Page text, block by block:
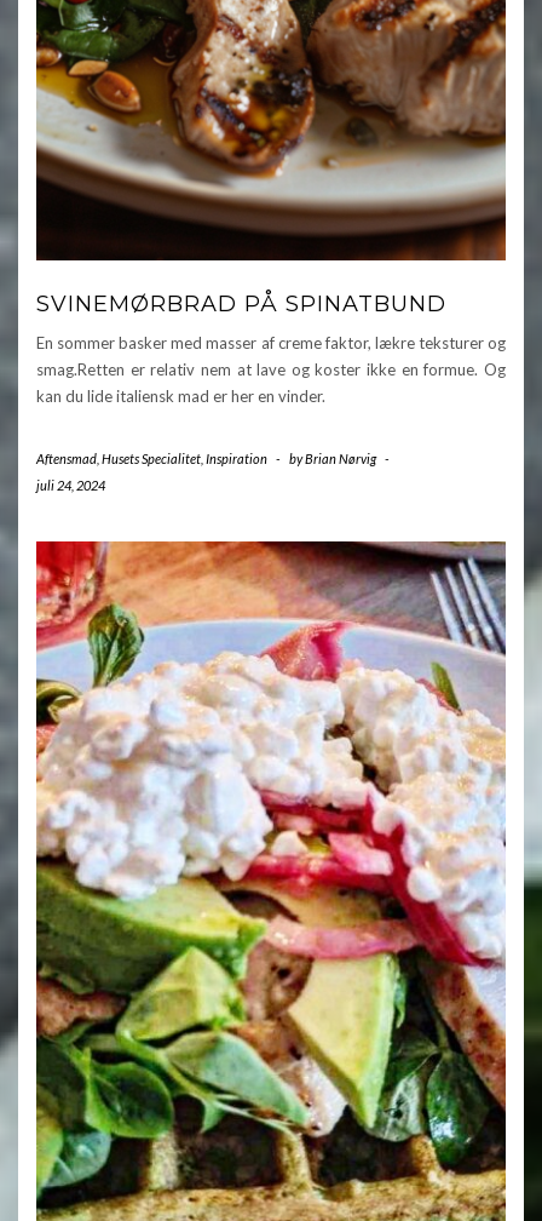
SVINEMØRBRAD PÅ SPINATBUND
En sommer basker med masser af creme faktor, lækre teksturer og
smag.Retten er relativ nem at lave og koster ikke en formue. Og
kan du lide italiensk mad er her en vinder.
Aftensmad Husets Specialitet Inspiration - byBrian Nørvig -
juli 24, 2024